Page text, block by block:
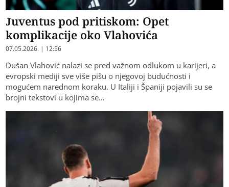
Juventus pod pritiskom: Opet
komplikacije oko Vlahovića
07.05.2026. | 12:56
Dušan Vlahović nalazi se pred važnom odlukom u karijeri, a
evropski mediji sve više pišu o njegovoj budućnosti i
mogućem narednom koraku. U Italiji i Španiji pojavili su se
brojni tekstovi u kojima se…